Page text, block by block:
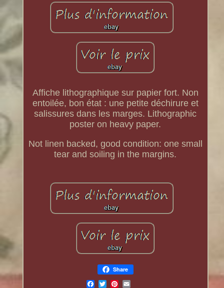
Affiche lithographique sur papier fort. Non
entoilée, bon état : une petite déchirure et
salissures dans les marges. Lithographic
poster on heavy paper.
Not linen backed, good condition: one small
tear and soiling in the margins.
Share